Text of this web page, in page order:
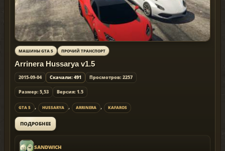
МАШИНЫ GTA 5 ПРОЧИЙ ТРАНСПОРТ
Arrinera Hussarya v1.5
2015-09-04 Скачали: 491 Просмотров: 2257
Размер: 5,53 Версия: 1.5
GTA 5 , HUSSARYA , ARRINERA , KAFAROS
ПОДРОБНЕЕ
SANDWICH